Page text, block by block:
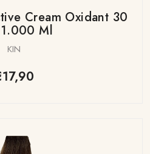
Cream Oxidant 30
Ml
KIN